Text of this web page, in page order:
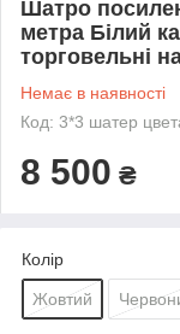
Шатро
метра Білий
торговельні
Немає в наявності
Код: 3*3 шатер
8 500 ₴
Колір
Жовтий